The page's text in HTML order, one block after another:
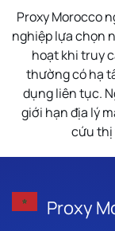
Proxy Morocco
nghiệp lựa chọn
hoạt khi truy
thường có hạ
dụng liên tục.
giới hạn địa lý
cứu thị
Proxy